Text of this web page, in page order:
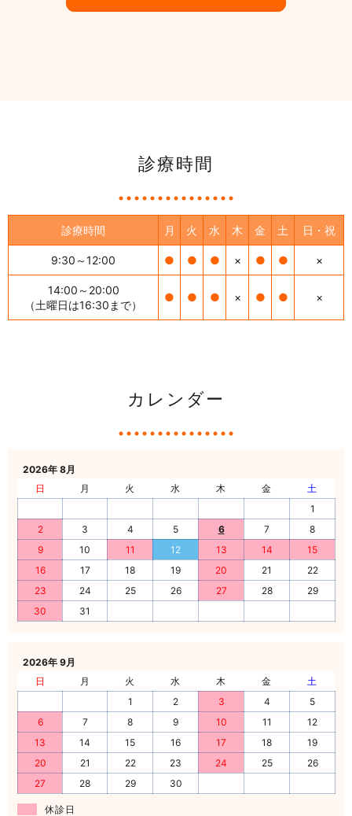
診療時間
診療時間 月 火 水 木 金 土 日・祝
9:30～12:00 ● ● ● × ● ● ×
14:00～20:00
（土曜日は16:30まで）
● ● ● × ● ● ×
カレンダー
2026年 8月
日
月 火 水 木 金
土
1
2
3 4 5 6 7
8
9
10 11 12 13 14
15
16
17 18 19 20 21
22
23
24 25 26 27 28
29
30
31
2026年 9月
日
月 火 水 木 金
土
1
2 3 4
5
6
7 8 9 10 11
12
13
14 15 16 17 18
19
20
21 22 23 24 25
26
27
28 29 30
休診日